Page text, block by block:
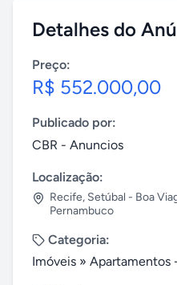
Detalhes do
Preço:
R$ 552.000,00
Publicado por:
CBR - Anuncios
Localização:
Recife, Setúbal - Boa
Pernambuco
Categoria:
Imóveis » Apartamentos